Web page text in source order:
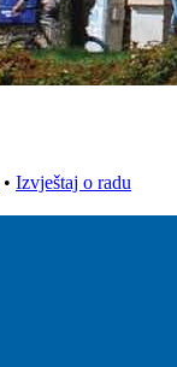
• Izvještaj o radu